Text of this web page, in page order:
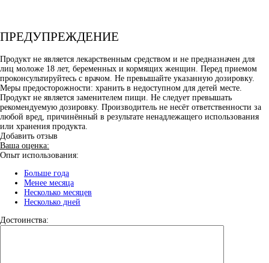
ПРЕДУПРЕЖДЕНИЕ
Продукт не является лекарственным средством и не предназначен для
лиц моложе 18 лет, беременных и кормящих женщин. Перед приемом
проконсультируйтесь с врачом. Не превышайте указанную дозировку.
Меры предосторожности: хранить в недоступном для детей месте.
Продукт не является заменителем пищи. Не следует превышать
рекомендуемую дозировку. Производитель не несёт ответственности за
любой вред, причинённый в результате ненадлежащего использования
или хранения продукта.
Добавить отзыв
Ваша оценка:
Опыт использования:
Больше года
Менее месяца
Несколько месяцев
Несколько дней
Достоинства: